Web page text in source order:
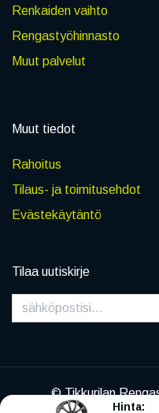
Hinta:
Renkaiden vaihto
Rengastyöhinnasto
Muut palvelut
Muut tiedot
Rahoitus
Tilaus- ja toimitusehdot
Evästekäytäntö
Tilaa uutiskirje
© Tikkurilan